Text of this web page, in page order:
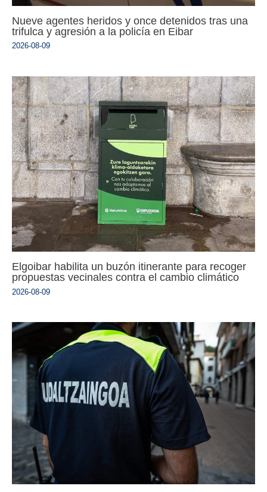
Nueve agentes heridos y once detenidos tras una
trifulca y agresión a la policía en Eibar
2026-08-09
Elgoibar habilita un buzón itinerante para recoger
propuestas vecinales contra el cambio climático
2026-08-09